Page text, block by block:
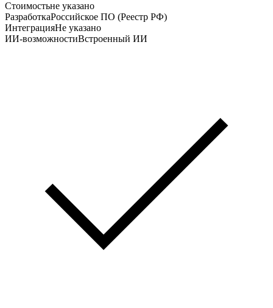
Стоимостьне указано
РазработкаРоссийское ПО (Реестр РФ)
ИнтеграцияНе указано
ИИ-возможностиВстроенный ИИ